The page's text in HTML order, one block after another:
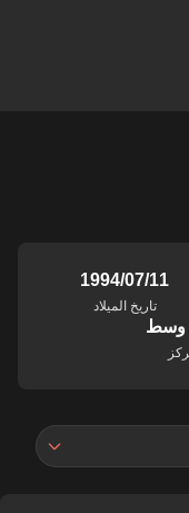
11‏/07‏/1994
تاريخ الميلاد
وسط